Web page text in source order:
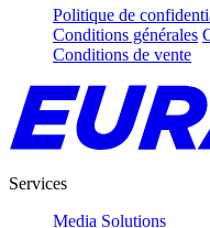
Politique de
Conditions générales
Conditions de vente
Services
Media Solutions